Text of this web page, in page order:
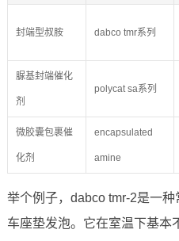
封端型叔胺 dabco tmr系列
脲基封端催化
剂
polycat sa系列
微胶囊包裹催
化剂
encapsulated
amine
举个例子，dabco tmr-2是一
车座垫发泡。它在室温下基本